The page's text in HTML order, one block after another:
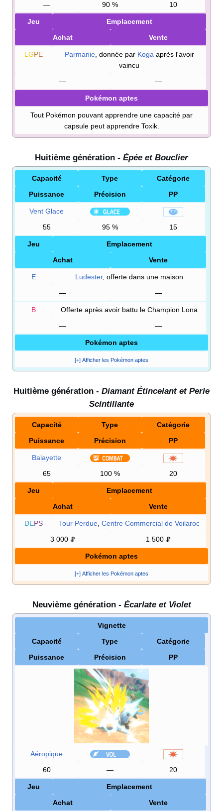
—
90 % 10
Jeu
Emplacement
Achat
Vente
LGPE Parmanie, donnée par Kogaaprès l'avoir
vaincu
—
—
Pokémon aptes
Tout Pokémon pouvant apprendre une capacité par
capsule peut apprendre Toxik.
Huitième génération - Épée et Bouclier
Capacité Type
Catégorie
Puissance
Précision PP
Vent Glace
55
95 % 15
Jeu
Emplacement
Achat
Vente
E Ludester, offerte dans une maison
—
—
B
Offerte après avoir battu le Champion Lona
—
—
Pokémon aptes
[+] Afficher les Pokémon aptes
Huitième génération - Diamant Étincelant et Perle
Scintillante
Capacité Type
Catégorie
Puissance
Précision PP
Balayette
65
100 % 20
Jeu
Emplacement
Achat
Vente
DEPS Tour Perdue ,Centre Commercial de Voilaroc
3 000
1 500
Pokémon aptes
[+] Afficher les Pokémon aptes
Neuvième génération - Écarlate et Violet
Vignette
Capacité
Type
Catégorie
Puissance
Précision PP
Aéropique
60
— 20
Jeu
Emplacement
Achat
Vente